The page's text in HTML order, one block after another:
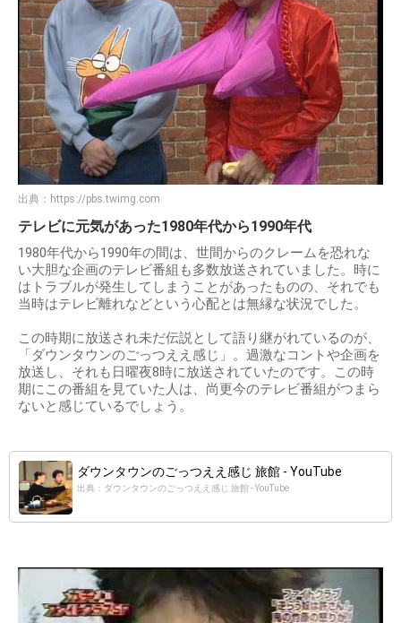
出典： https://pbs.twimg.com
テレビに元気があった1980年代から1990年代
1980年代から1990年の間は、世間からのクレームを恐れな
い大胆な企画のテレビ番組も多数放送されていました。時に
はトラブルが発生してしまうことがあったものの、それでも
当時はテレビ離れなどという心配とは無縁な状況でした。
この時期に放送され未だ伝説として語り継がれているのが、
「ダウンタウンのごっつええ感じ」。過激なコントや企画を
放送し、それも日曜夜8時に放送されていたのです。この時
期にこの番組を見ていた人は、尚更今のテレビ番組がつまら
ないと感じているでしょう。
ダウンタウンのごっつええ感じ 旅館 - YouTube
出典：ダウンタウンのごっつええ感じ 旅館 - YouTube